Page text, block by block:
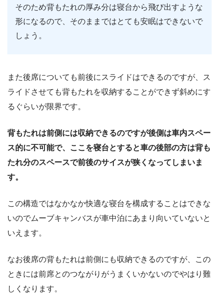
そのため背もたれの厚み分は寝台から飛び出すような
形になるので、そのままではとても安眠はできないで
しょう。
また後席についても前後にスライドはできるのですが、ス
ライドさせても背もたれを収納することができず斜めにす
るぐらいが限界です。
背もたれは前側には収納できるのですが後側は車内スペー
ス的に不可能で、ここを寝台とすると車の後部の方は背も
たれ分のスペースで前後のサイスが狭くなってしまいま
す。
この構造ではなかなか快適な寝台を構成することはできな
いのでムーブキャンバスが車中泊にあまり向いていないと
いえます。
なお後席の背もたれは前側にも収納できるのですが、この
ときには前席とのつながりがうまくいかないのでやはり難
しくなります。